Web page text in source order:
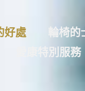
好處
輪椅的
愛康特別服務